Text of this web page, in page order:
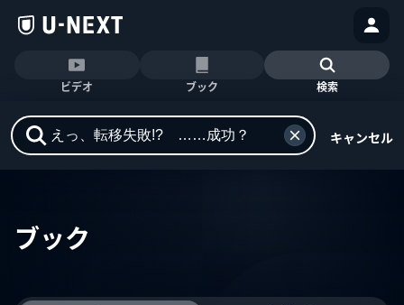
ビデオ ブック 検索
キャンセル
ブック